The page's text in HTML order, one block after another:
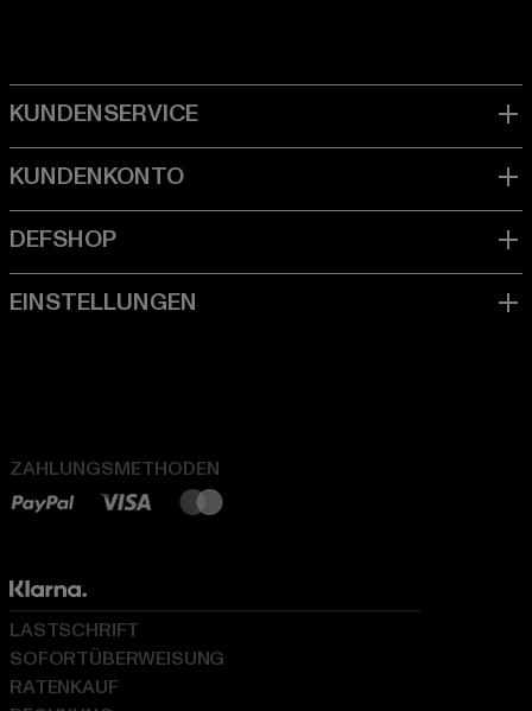
ZAHLUNGSMETHODEN
LASTSCHRIFT
SOFORTÜBERWEISUNG
RATENKAUF